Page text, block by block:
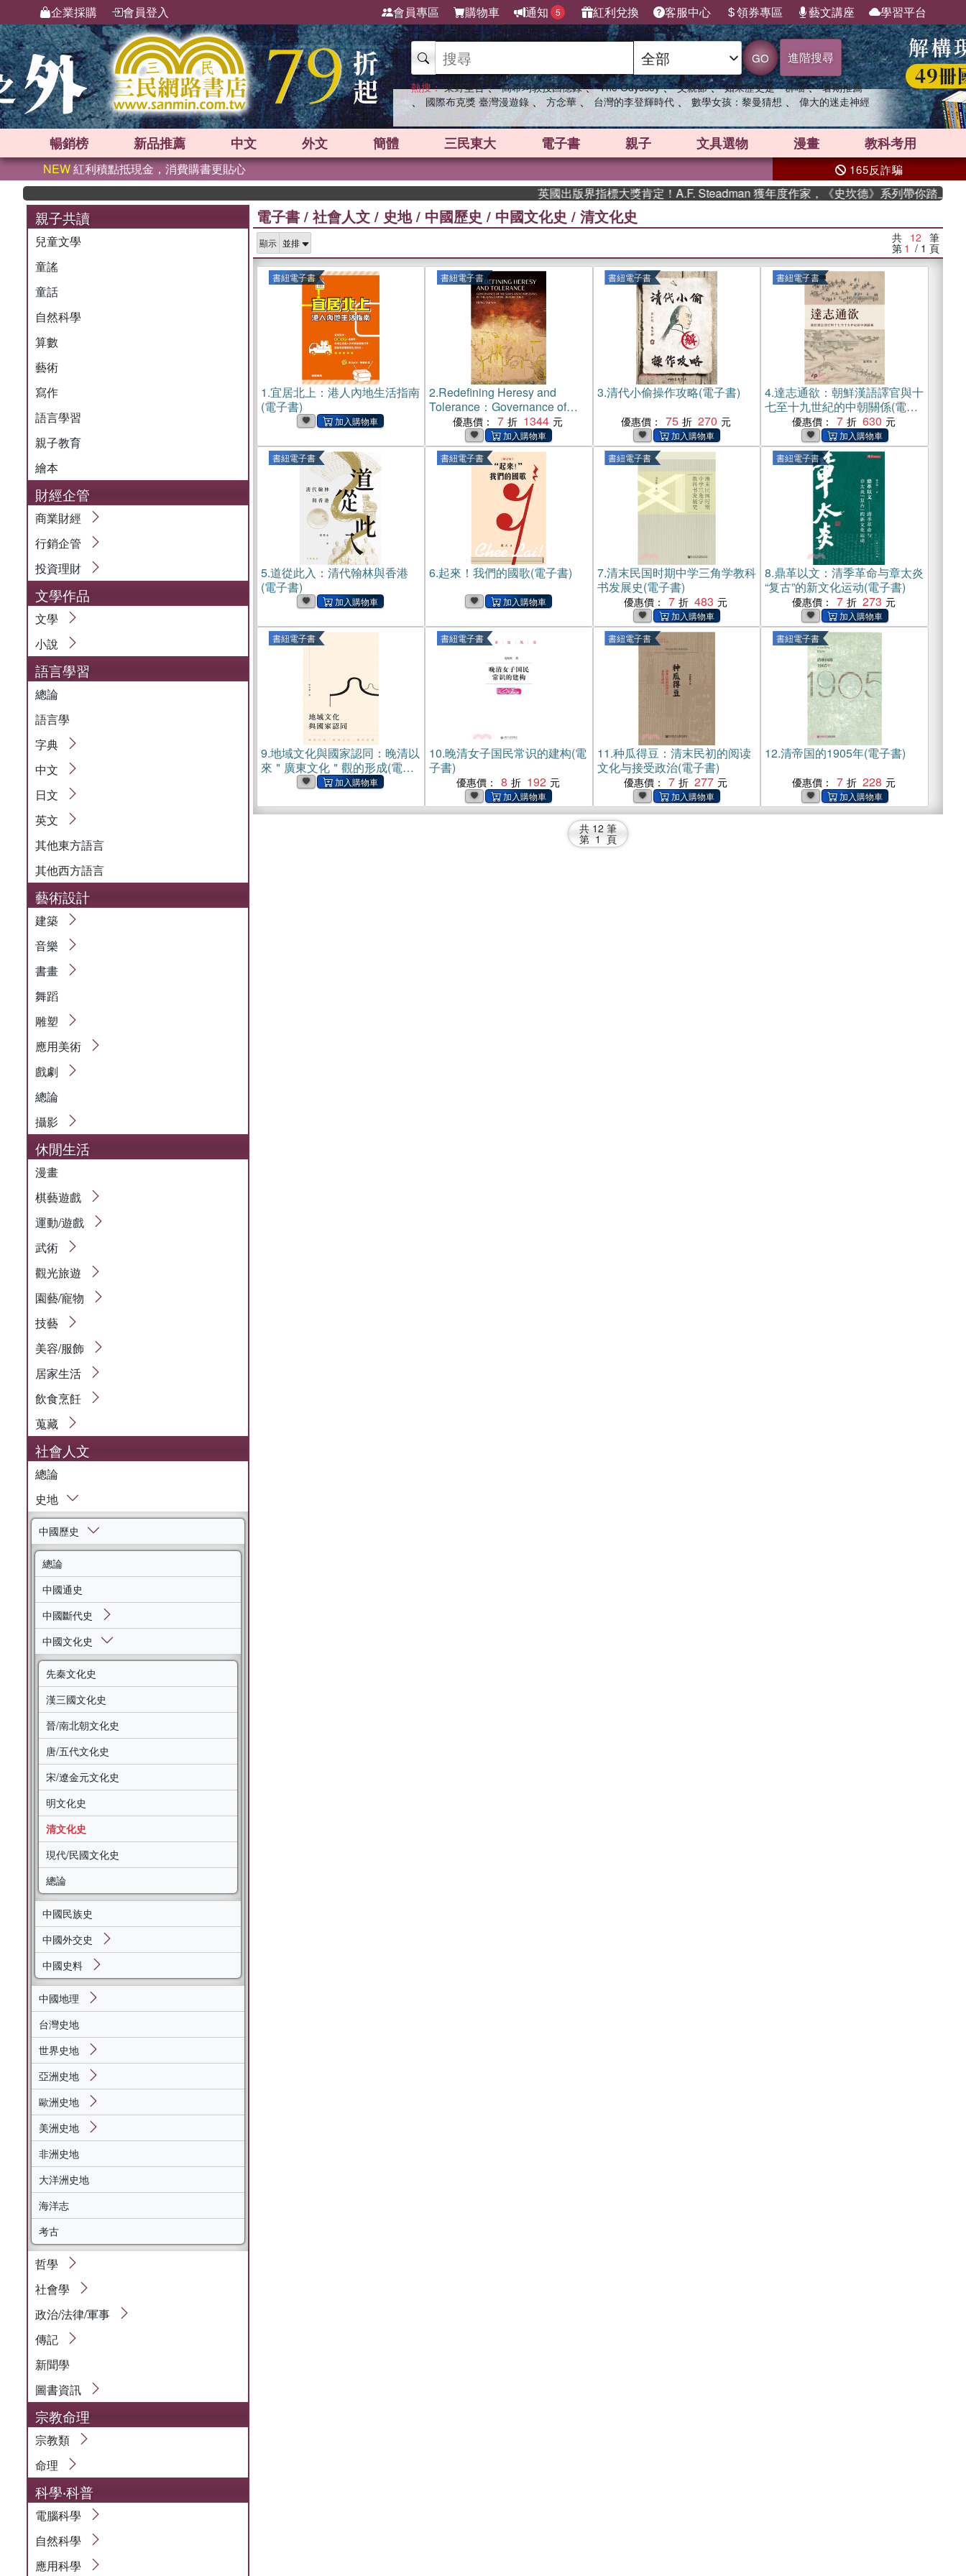
企業採購 會員登入 會員專區 購物車 通知 5 紅利兌換 客服中心 領券專區 藝文講座 學習平台
GO 進階搜尋
熱搜： 東野圭吾 、 高希均教授回憶錄 、 The Odyssey 、 父親節 、 如果歷史是一群喵 、 暑期推薦
、 國際布克獎 臺灣漫遊錄 、 方念華 、 台灣的李登輝時代 、 數學女孩：黎曼猜想 、 偉大的迷走神經
暢銷榜 新品推薦 中文 外文 簡體 三民東大 電子書 親子 文具選物 漫畫 教科考用
NEW紅利積點抵現金，消費購書更貼心 165反詐騙
英國出版界指標大獎肯定！A.F. Steadman 獲年度作家，《史坎德》系列帶你踏上熱血奇幻旅
親子共讀
兒童文學
童謠
童話
自然科學
算數
藝術
寫作
語言學習
親子教育
繪本
財經企管
商業財經
行銷企管
投資理財
文學作品
文學
小說
語言學習
總論
語言學
字典
中文
日文
英文
其他東方語言
其他西方語言
藝術設計
建築
音樂
書畫
舞蹈
雕塑
應用美術
戲劇
總論
攝影
休閒生活
漫畫
棋藝遊戲
運動/遊戲
武術
觀光旅遊
園藝/寵物
技藝
美容/服飾
居家生活
飲食烹飪
蒐藏
社會人文
總論
史地
中國歷史
總論
中國通史
中國斷代史
中國文化史
先秦文化史
漢三國文化史
晉/南北朝文化史
唐/五代文化史
宋/遼金元文化史
明文化史
清文化史
現代/民國文化史
總論
中國民族史
中國外交史
中國史料
中國地理
台灣史地
世界史地
亞洲史地
歐洲史地
美洲史地
非洲史地
大洋洲史地
海洋志
考古
哲學
社會學
政治/法律/軍事
傳記
新聞學
圖書資訊
宗教命理
宗教類
命理
科學‧科普
電腦科學
自然科學
應用科學
電子書 / 社會人文 / 史地/ 中國歷史 / 中國文化史 / 清文化史
顯示 共 12 筆
第 1 / 1 頁
書紐電子書
1.宜居北上：港人內地生活指南
(電子書)
書紐電子書
2.Redefining Heresy and
Tolerance：Governance of
Muslims and Christians in the
Qing Empire before 1864(電子
書)
優惠價： 7 1344
書紐電子書
3.清代小偷操作攻略(電子書)
優惠價： 75 270
書紐電子書
4.達志通欲：朝鮮漢語譯官與十
七至十九世紀的中朝關係(電子
優惠價： 7 630
書紐電子書
5.道從此入：清代翰林與香港
(電子書)
書紐電子書
6.起來！我們的國歌(電子書)
書紐電子書
7.清末民国时期中学三角学教科
书发展史(電子書)
優惠價： 7 483
書紐電子書
8.鼎革以文：清季革命与章太炎
“复古”的新文化运动(電子書)
優惠價： 7 273
書紐電子書
9.地域文化與國家認同：晚清以
來＂廣東文化＂觀的形成(電子
書紐電子書
10.晚清女子国民常识的建构(電
子書)
優惠價： 8 192
書紐電子書
11.种瓜得豆：清末民初的阅读
文化与接受政治(電子書)
優惠價： 7 277
書紐電子書
12.清帝国的1905年(電子書)
優惠價： 7 228
共 12 筆
第 1 頁